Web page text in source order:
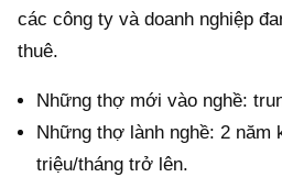
các công ty và doanh nghiệp
thuê.
Những thợ mới vào nghề:
Những thợ lành nghề: 2 năm
triệu/tháng trở lên.